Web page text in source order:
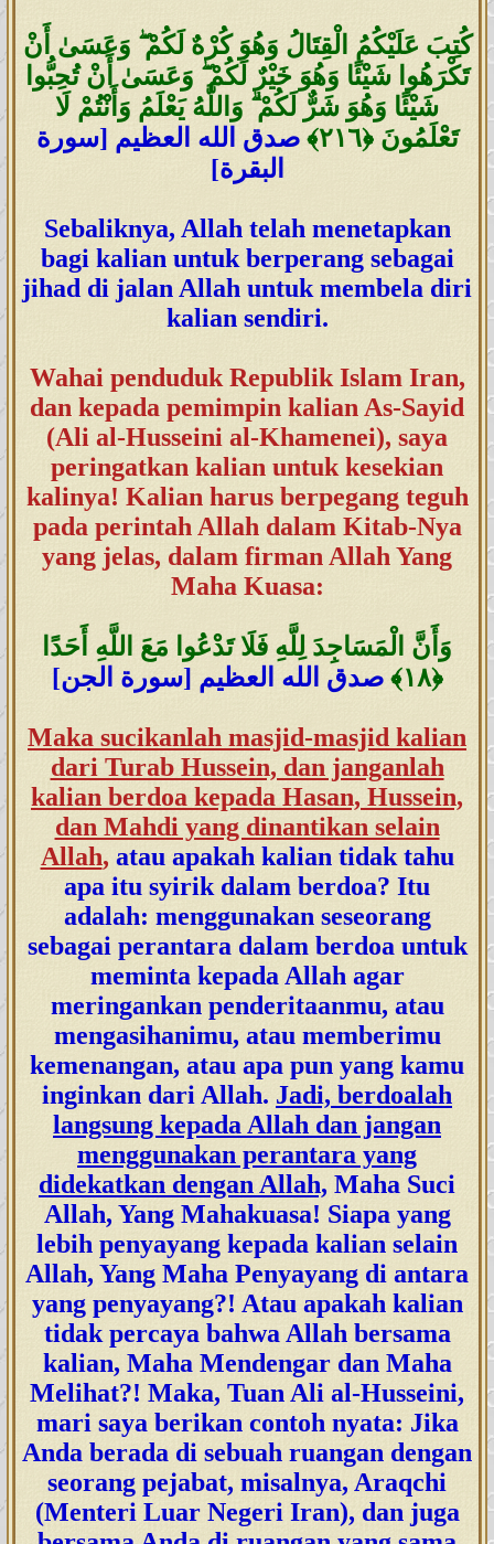
كُتِبَ عَلَيْكُمُ الْقِتَالُ وَهُوَ كُرْهٌ لَكُمْ ۖ وَعَسَىٰ أَنْ
تَكْرَهُوا شَيْئًا وَهُوَ خَيْرٌ لَكُمْ ۖ وَعَسَىٰ أَنْ تُحِبُّوا
شَيْئًا وَهُوَ شَرٌّ لَكُمْ ۗ وَاللَّهُ يَعْلَمُ وَأَنْتُمْ لَا
تَعْلَمُونَ﴿٢١٦﴾
صدق الله العظيم [سورة
البقرة]
Sebaliknya, Allah telah menetapkan
bagi kalian untuk berperang sebagai
jihad di jalan Allah untuk membela diri
kalian sendiri.
Wahai penduduk Republik Islam Iran,
dan kepada pemimpin kalian As-Sayid
(Ali al-Husseini al-Khamenei), saya
peringatkan kalian untuk kesekian
kalinya! Kalian harus berpegang teguh
pada perintah Allah dalam Kitab-Nya
yang jelas, dalam firman Allah Yang
Maha Kuasa:
وَأَنَّ الْمَسَاجِدَ لِلَّهِ فَلَا تَدْعُوا مَعَ اللَّهِ أَحَدًا
﴿١٨
﴾صدق الله العظيم [سورة الجن]
Maka sucikanlah masjid-masjid kalian
dari Turab Hussein, dan janganlah
kalian berdoa kepada Hasan, Hussein,
dan Mahdi yang dinantikan selain
Allah, atau apakah kalian tidak tahu
apa itu syirik dalam berdoa? Itu
adalah: menggunakan seseorang
sebagai perantara dalam berdoa untuk
meminta kepada Allah agar
meringankan penderitaanmu, atau
mengasihanimu, atau memberimu
kemenangan, atau apa pun yang kamu
inginkan dari Allah. Jadi, berdoalah
langsung kepada Allah dan jangan
menggunakan perantara yang
didekatkan dengan Allah, Maha Suci
Allah, Yang Mahakuasa! Siapa yang
lebih penyayang kepada kalian selain
Allah, Yang Maha Penyayang di antara
yang penyayang?! Atau apakah kalian
tidak percaya bahwa Allah bersama
kalian, Maha Mendengar dan Maha
Melihat?! Maka, Tuan Ali al-Husseini,
mari saya berikan contoh nyata: Jika
Anda berada di sebuah ruangan dengan
seorang pejabat, misalnya, Araqchi
(Menteri Luar Negeri Iran), dan juga